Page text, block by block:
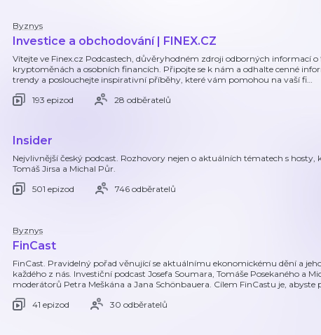
Byznys
Investice a obchodování | FINEX.CZ
Vítejte ve Finex.cz Podcastech, důvěryhodném zdroji odborných informací
kryptoměnách a osobních financích. Připojte se k nám a odhalte cenné
trendy a poslouchejte inspirativní příběhy, které vám pomohou na vaší fi…
193 epizod
28 odběratelů
Insider
Nejvlivnější český podcast. Rozhovory nejen o aktuálních tématech s hosty,
Tomáš Jirsa a Michal Půr.
501 epizod
746 odběratelů
Byznys
FinCast
FinCast. Pravidelný pořad věnující se aktuálnímu ekonomickému dění a
každého z nás. Investiční podcast Josefa Soumara, Tomáše Posekaného a
moderátorů Petra Meškána a Jana Schönbauera. Cílem FinCastu je, abyste
41 epizod
30 odběratelů